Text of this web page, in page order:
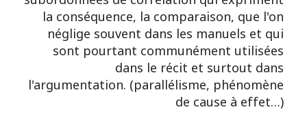
la conséquence, la comparaison, que l'on
néglige souvent dans les manuels et qui
sont pourtant communément utilisées
dans le récit et surtout dans
l'argumentation. (parallélisme, phénomène
de cause à effet…)